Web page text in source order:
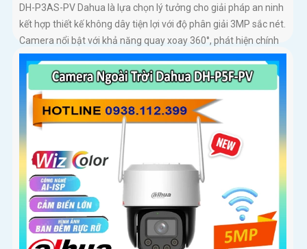
DH-P3AS-PV Dahua là lựa chọn lý tưởng cho giải pháp an ninh
kết hợp thiết kế không dây tiện lợi với độ phân giải 3MP sắc nét.
Camera nổi bật với khả năng quay xoay 360°, phát hiện chính
xác người và phương tiện, cảnh báo tức thì bằng đèn nháy và
còi hú